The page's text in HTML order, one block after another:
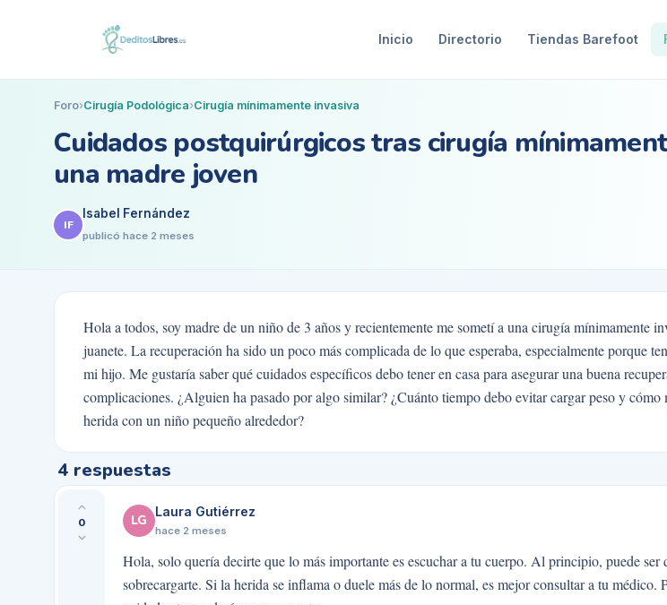
Inicio Directorio Tiendas Barefoot
Foro›Cirugía Podológica›Cirugía mínimamente invasiva
Cuidados postquirúrgicos tras cirugía
una madre joven
IF
Isabel Fernández
publicó hace 2 meses
Hola a todos, soy madre de un niño de 3 años y recientemente me sometí a una cirugía mínimamente
juanete. La recuperación ha sido un poco más complicada de lo que esperaba, especialmente porque
mi hijo. Me gustaría saber qué cuidados específicos debo tener en casa para asegurar una buena
complicaciones. ¿Alguien ha pasado por algo similar? ¿Cuánto tiempo debo evitar cargar peso y cómo
herida con un niño pequeño alrededor?
4 respuestas
0 LG
Laura Gutiérrez
hace 2 meses
Hola, solo quería decirte que lo más importante es escuchar a tu cuerpo. Al principio, puede
sobrecargarte. Si la herida se inflama o duele más de lo normal, es mejor consultar a tu médico.